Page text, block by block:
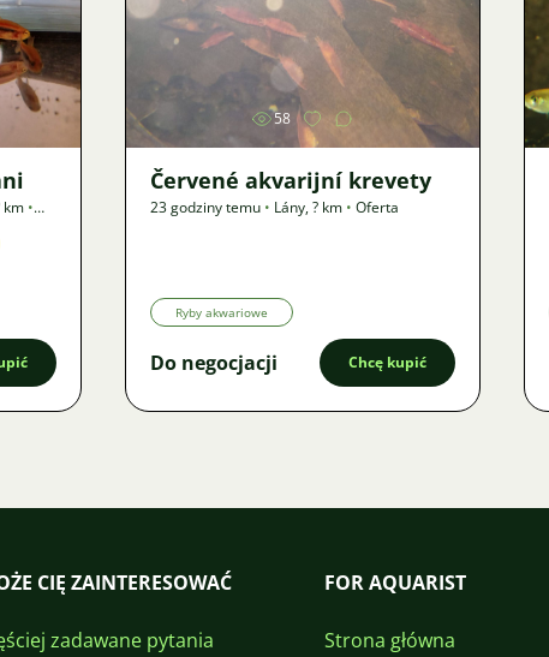
km •
Zdjęcie
58
Červené akvarijní krevety
23 godziny temu • Lány,? km • Oferta
Ryby akwariowe
Do negocjacji Chcę kupić
CIĘ ZAINTERESOWAĆ
zadawane pytania
FOR AQUARIST
Strona główna